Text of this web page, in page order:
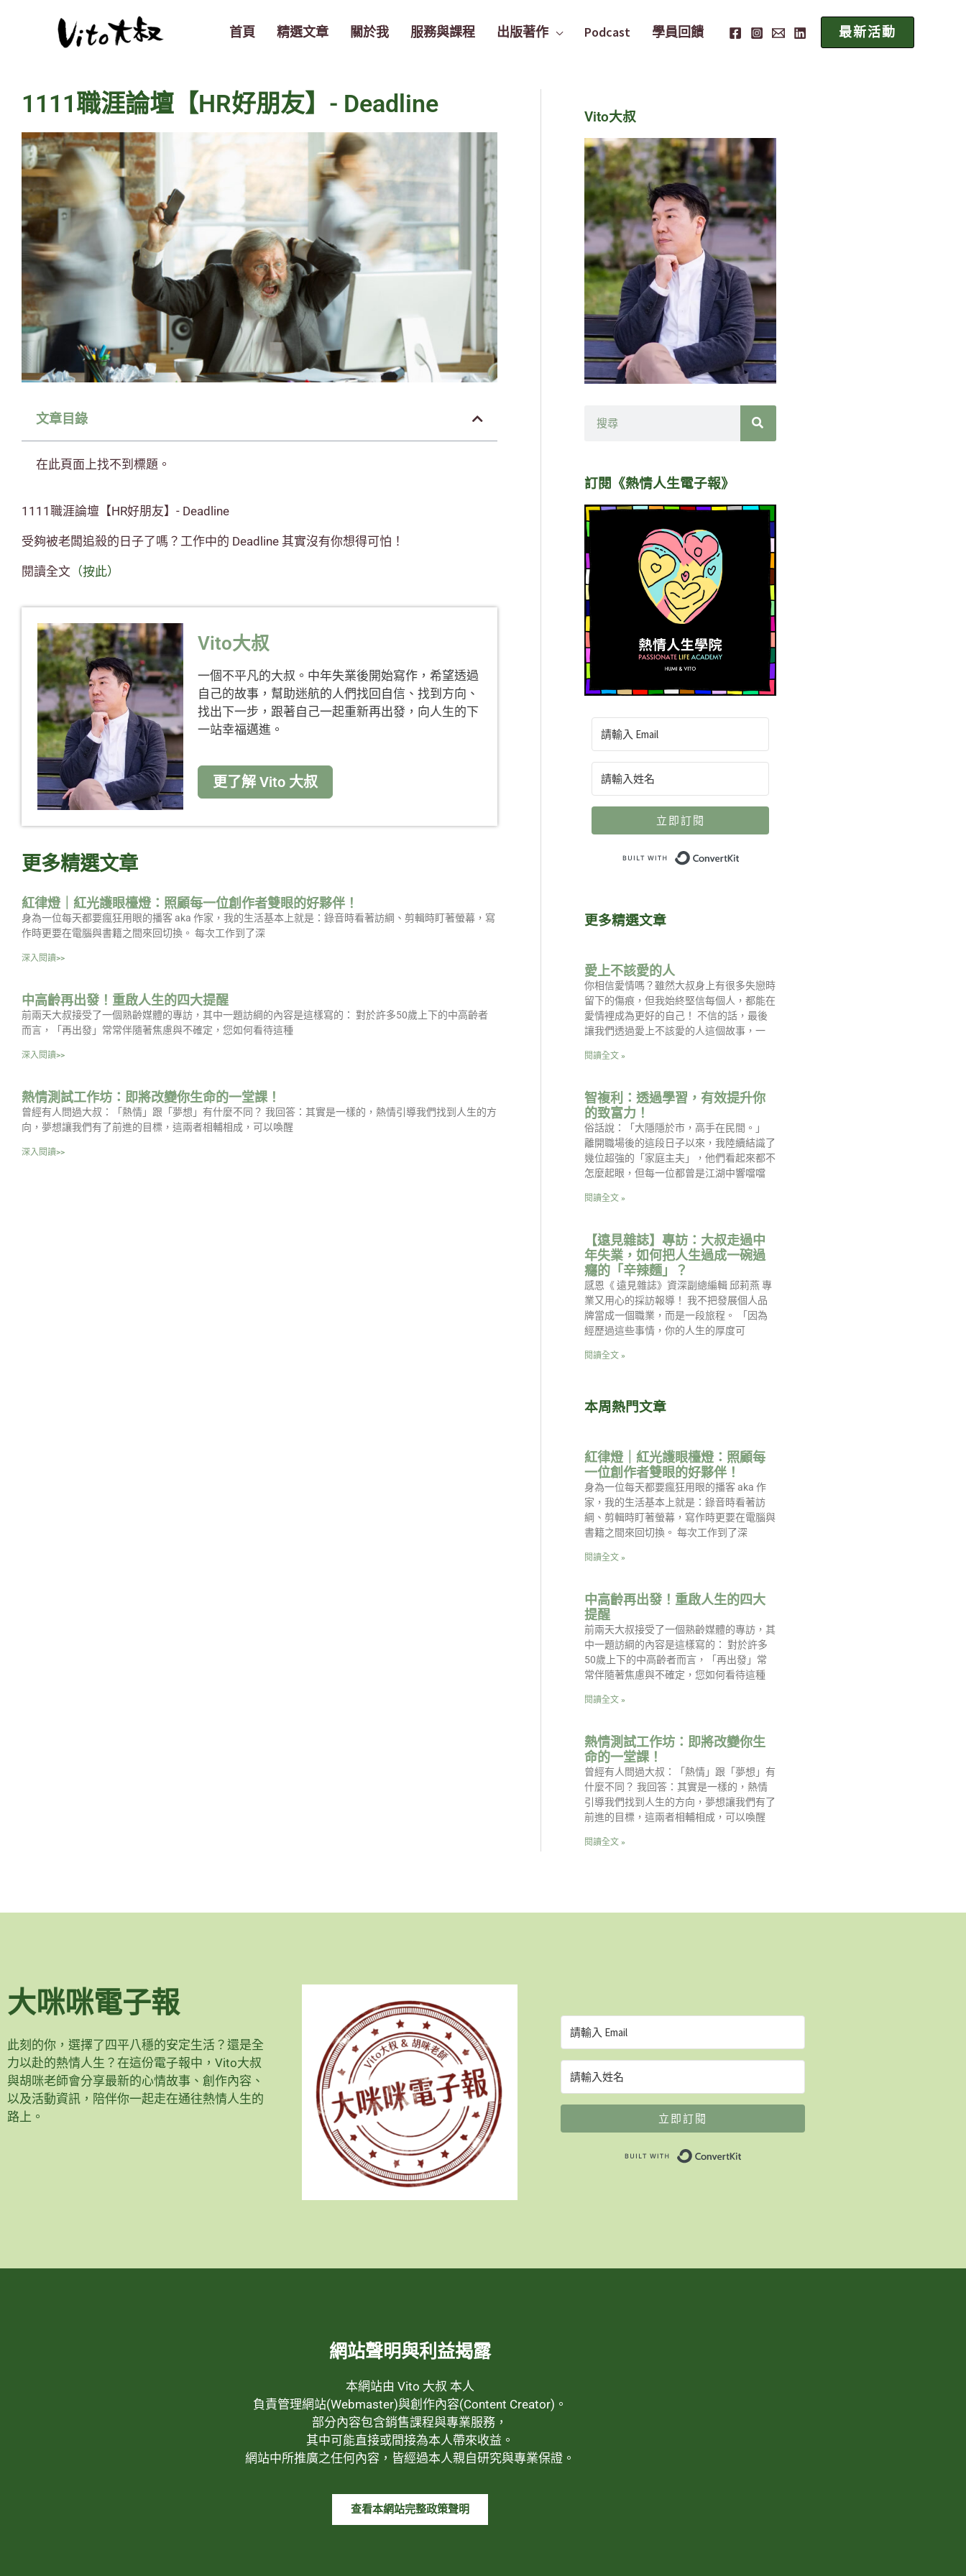
首頁 精選文章 關於我 服務與課程 出版著作 Podcast 學員回饋 最新活動
1111職涯論壇【HR好朋友】- Deadline
文章目錄
在此頁面上找不到標題。
1111職涯論壇【HR好朋友】- Deadline
受夠被老闆追殺的日子了嗎？工作中的 Deadline 其實沒有你想得可怕！
閱讀全文 （按此）
Vito大叔
一個不平凡的大叔。中年失業後開始寫作，希望透過
自己的故事，幫助迷航的人們找回自信、找到方向、
找出下一步，跟著自己一起重新再出發，向人生的下
一站幸福邁進。
更了解 Vito 大叔
更多精選文章
紅律燈｜紅光護眼檯燈：照顧每一位創作者雙眼的好夥伴！
身為一位每天都要瘋狂用眼的播客 aka 作家，我的生活基本上就是：錄音時看著訪綱、剪輯時盯著螢幕，寫
作時更要在電腦與書籍之間來回切換。 每次工作到了深
深入閱讀>>
中高齡再出發！重啟人生的四大提醒
前兩天大叔接受了一個熟齡媒體的專訪，其中一題訪綱的內容是這樣寫的： 對於許多50歲上下的中高齡者
而言，「再出發」常常伴隨著焦慮與不確定，您如何看待這種
深入閱讀>>
熱情測試工作坊：即將改變你生命的一堂課！
曾經有人問過大叔：「熱情」跟「夢想」有什麼不同？ 我回答：其實是一樣的，熱情引導我們找到人生的方
向，夢想讓我們有了前進的目標，這兩者相輔相成，可以喚醒
深入閱讀>>
Vito大叔
訂閱《熱情人生電子報》
立即訂閱
更多精選文章
愛上不該愛的人
你相信愛情嗎？雖然大叔身上有很多失戀時
留下的傷痕，但我始終堅信每個人，都能在
愛情裡成為更好的自己！ 不信的話，最後
讓我們透過愛上不該愛的人這個故事，一
閱讀全文 »
智複利：透過學習，有效提升你
的致富力！
俗話說：「大隱隱於市，高手在民間。」
離開職場後的這段日子以來，我陸續結識了
幾位超強的「家庭主夫」，他們看起來都不
怎麼起眼，但每一位都曾是江湖中響噹噹
閱讀全文 »
【遠見雜誌】專訪：大叔走過中
年失業，如何把人生過成一碗過
癮的「辛辣麵」？
感恩《 遠見雜誌》資深副總編輯 邱莉燕 專
業又用心的採訪報導！ 我不把發展個人品
牌當成一個職業，而是一段旅程。 「因為
經歷過這些事情，你的人生的厚度可
閱讀全文 »
本周熱門文章
紅律燈｜紅光護眼檯燈：照顧每
一位創作者雙眼的好夥伴！
身為一位每天都要瘋狂用眼的播客 aka 作
家，我的生活基本上就是：錄音時看著訪
綱、剪輯時盯著螢幕，寫作時更要在電腦與
書籍之間來回切換。 每次工作到了深
閱讀全文 »
中高齡再出發！重啟人生的四大
提醒
前兩天大叔接受了一個熟齡媒體的專訪，其
中一題訪綱的內容是這樣寫的： 對於許多
50歲上下的中高齡者而言，「再出發」常
常伴隨著焦慮與不確定，您如何看待這種
閱讀全文 »
熱情測試工作坊：即將改變你生
命的一堂課！
曾經有人問過大叔：「熱情」跟「夢想」有
什麼不同？ 我回答：其實是一樣的，熱情
引導我們找到人生的方向，夢想讓我們有了
前進的目標，這兩者相輔相成，可以喚醒
閱讀全文 »
大咪咪電子報
此刻的你，選擇了四平八穩的安定生活？還是全
力以赴的熱情人生？在這份電子報中，Vito大叔
與胡咪老師會分享最新的心情故事、創作內容、
以及活動資訊，陪伴你一起走在通往熱情人生的
路上。
立即訂閱
網站聲明與利益揭露
本網站由 Vito 大叔 本人
負責管理網站(Webmaster)與創作內容(Content Creator)。
部分內容包含銷售課程與專業服務，
其中可能直接或間接為本人帶來收益。
網站中所推廣之任何內容，皆經過本人親自研究與專業保證。
查看本網站完整政策聲明